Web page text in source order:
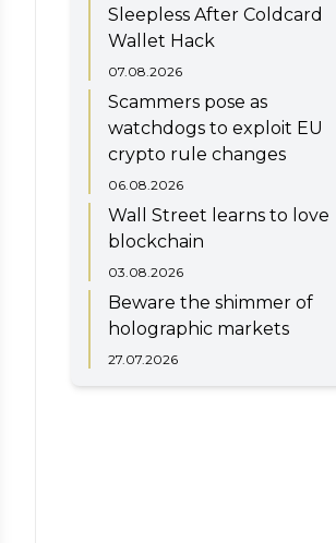
Sleepless After Coldcard
Wallet Hack
07.08.2026
Scammers pose as
watchdogs to exploit EU
crypto rule changes
06.08.2026
Wall Street learns to love
blockchain
03.08.2026
Beware the shimmer of
holographic markets
27.07.2026